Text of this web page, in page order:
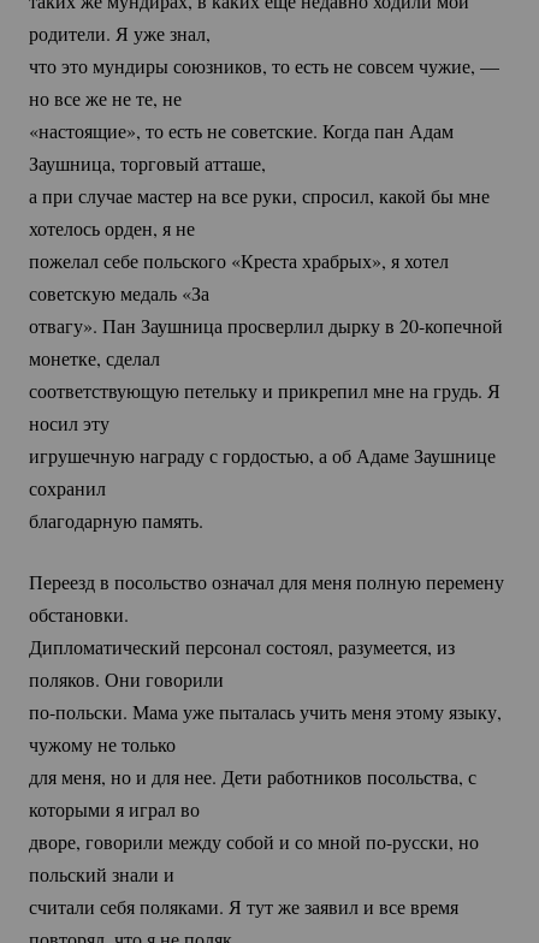
родители. Я уже знал,
что это мундиры союзников, то есть не совсем чужие, —
но все же не те, не
«настоящие», то есть не советские. Когда пан Адам
Заушница, торговый атташе,
а при случае мастер на все руки, спросил, какой бы мне
хотелось орден, я не
пожелал себе польского «Креста храбрых», я хотел
советскую медаль «За
отвагу». Пан Заушница просверлил дырку в 20-копечной
монетке, сделал
соответствующую петельку и прикрепил мне на грудь. Я
носил эту
игрушечную награду с гордостью, а об Адаме Заушнице
сохранил
благодарную память.
Переезд в посольство означал для меня полную перемену
обстановки.
Дипломатический персонал состоял, разумеется, из
поляков. Они говорили
по-польски. Мама уже пыталась учить меня этому языку,
чужому не только
для меня, но и для нее. Дети работников посольства, с
которыми я играл во
дворе, говорили между собой и со мной по-русски, но
польский знали и
считали себя поляками. Я тут же заявил и все время